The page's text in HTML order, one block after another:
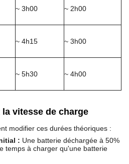
~ 3h00 ~ 2h00
~ 4h15 ~ 3h00
~ 5h30 ~ 4h00
vitesse de charge
modifier ces durées théoriques :
: Une batterie déchargée à 50%
temps à charger qu'une batterie